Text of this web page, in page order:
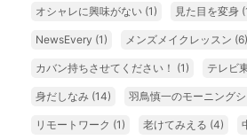
オシャレに興味がない (1) 見た目を変身
NewsEvery (1) メンズメイクレッスン (6)
カバン持ちさせてください！ (1) テレビ
身だしなみ (14) 羽鳥慎一のモーニング
リモートワーク (1) 老けてみえる (4)